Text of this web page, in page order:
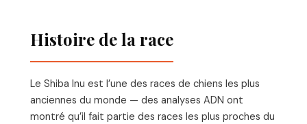
Histoire de la race
Le Shiba Inu est l’une des races de chiens les plus
anciennes du monde — des analyses ADN ont
montré qu’il fait partie des races les plus proches du